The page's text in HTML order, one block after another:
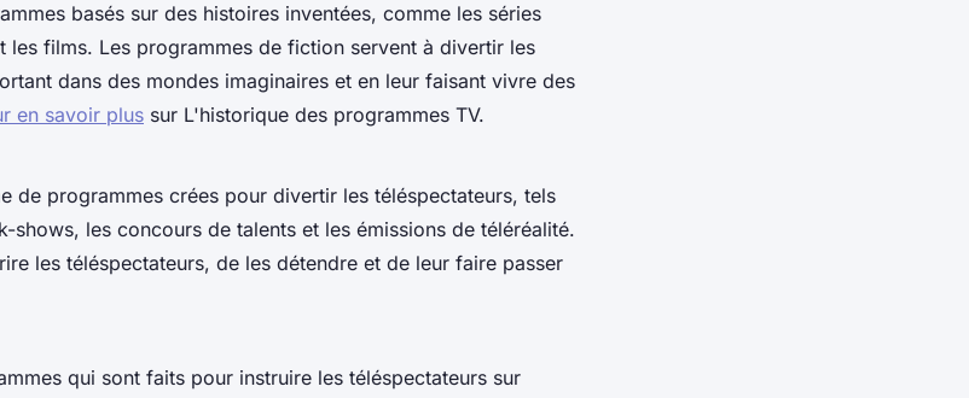
basés sur des histoires inventées, comme les séries
les films. Les programmes de fiction servent à divertir les
dans des mondes imaginaires et en leur faisant vivre des
en savoir plus sur L'historique des programmes TV.
de programmes crées pour divertir les téléspectateurs, tels
shows, les concours de talents et les émissions de téléréalité.
les téléspectateurs, de les détendre et de leur faire passer
qui sont faits pour instruire les téléspectateurs sur